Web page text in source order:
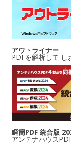
アウトライナー
PDFを解析して し
瞬簡PDF 統合版
アンテナハウス